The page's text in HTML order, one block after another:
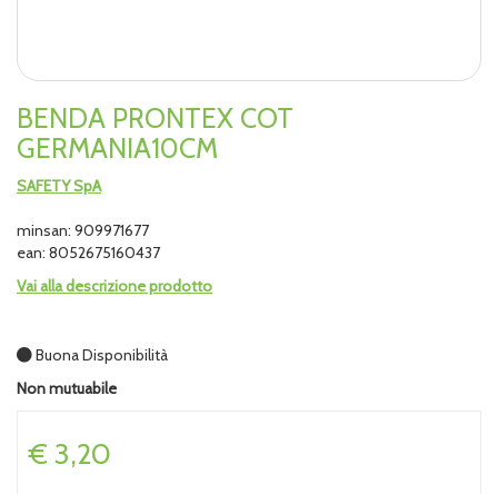
BENDA PRONTEX COT
GERMANIA10CM
SAFETY SpA
minsan: 909971677
ean: 8052675160437
Vai alla descrizione prodotto
Buona Disponibilità
Non mutuabile
Prezzo
€ 3,20